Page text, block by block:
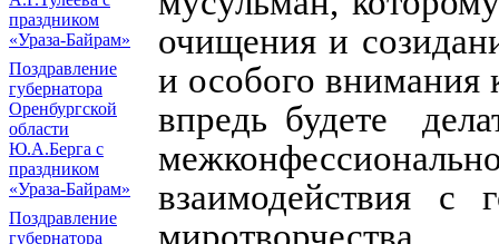
праздником
«Ураза-Байрам»
Поздравление
губернатора
Оренбургской
области
Ю.А.Берга с
праздником
«Ураза-Байрам»
Поздравление
губернатора
очищения и
и особого
впредь будете
взаимодействия с